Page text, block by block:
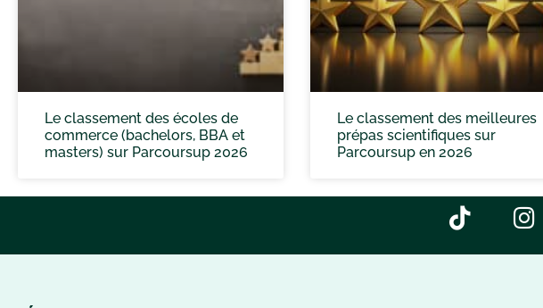
Le classement des écoles de
commerce (bachelors, BBA et
masters) sur Parcoursup 2026
Le classement des meilleures
prépas scientifiques sur
Parcoursup en 2026